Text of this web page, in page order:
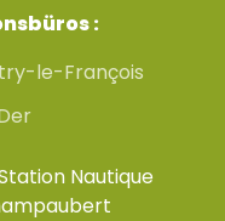
:
le-François
Nautique